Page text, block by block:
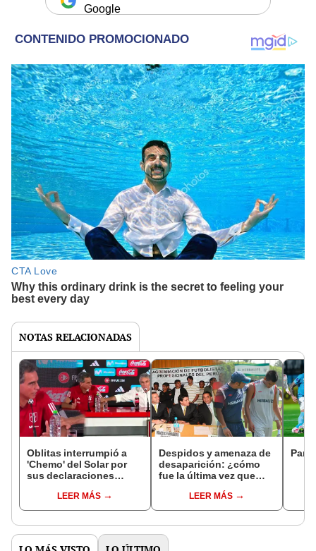
Google
NOTAS RELACIONADAS
Oblitas interrumpió a
'Chemo' del Solar por
sus declaraciones
LEER MÁS
Despidos y amenaza de
desaparición: ¿cómo
fue la última vez que
Liga 1?LEER MÁS